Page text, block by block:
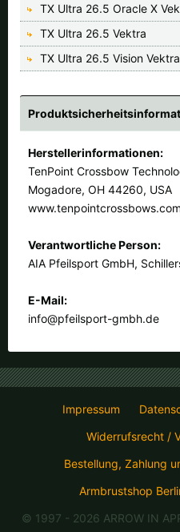
TX Ultra 26.5 Oracle X
TX Ultra 26.5 Vektra
TX Ultra 26.5 Vision Vektra
Herstellerinformationen:
TenPoint Crossbow
Mogadore, OH 44260, USA
www.tenpointcrossbows.com
Verantwortliche Person:
AIA Pfeilsport GmbH,
E-Mail:
info@pfeilsport-gmbh.de
Impressum
Widerrufsrecht /
Bestellung, Zahlung
Armbrustshop
© 1997 - 2026 ARROW IN